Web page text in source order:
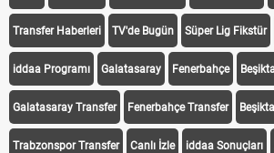
Transfer Haberleri TV'de Bugün Süper Lig Fikstür
iddaa Programı Galatasaray Fenerbahçe
Galatasaray Transfer Fenerbahçe Transfer
Trabzonspor Transfer Canlı İzle iddaa Sonuçları